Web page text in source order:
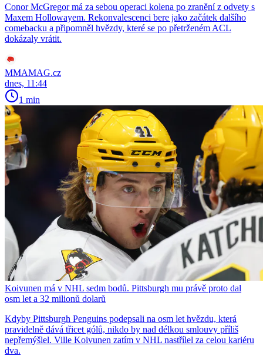
Conor McGregor má za sebou operaci kolena po zranění z odvety s
Maxem Hollowayem. Rekonvalescenci bere jako začátek dalšího
comebacku a připomněl hvězdy, které se po přetrženém ACL
dokázaly vrátit.
MMAMAG.cz
dnes, 11:44
1 min
Koivunen má v NHL sedm bodů. Pittsburgh mu právě proto dal
osm let a 32 milionů dolarů
Kdyby Pittsburgh Penguins podepsali na osm let hvězdu, která
pravidelně dává třicet gólů, nikdo by nad délkou smlouvy příliš
nepřemýšlel. Ville Koivunen zatím v NHL nastřílel za celou kariéru
dva.